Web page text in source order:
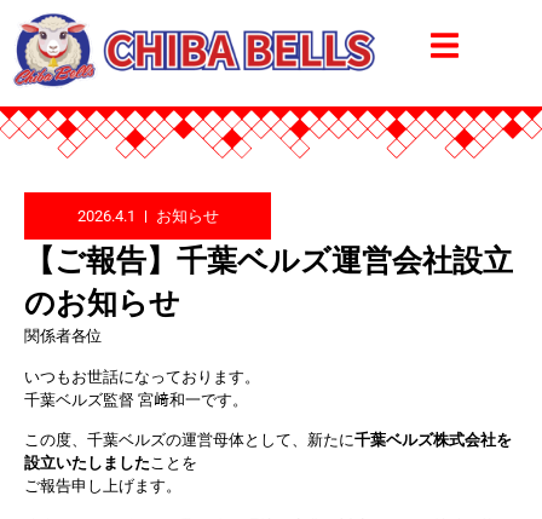
2026.4.1 お知らせ
【ご報告】千葉ベルズ運営会社設立
のお知らせ
関係者各位
いつもお世話になっております。
千葉ベルズ監督 宮﨑和一です。
この度、千葉ベルズの運営母体として、新たに千葉ベルズ株式会社を
設立いたしましたことを
ご報告申し上げます。